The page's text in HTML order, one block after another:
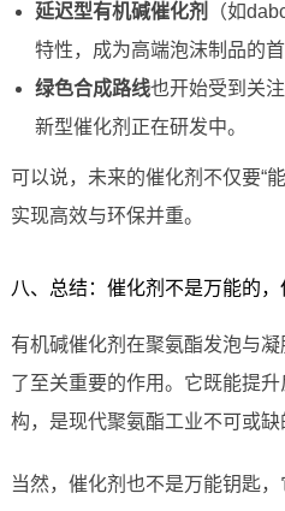
延迟型有机碱催化剂
（如
特性，成为高端泡沫制品的首
绿色合成路线也开始受到关
新型催化剂正在研发中。
可以说，未来的催化剂不仅要“
实现高效与环保并重。
八、总结：催化剂不是万能的
有机碱催化剂在聚氨酯发泡与
了至关重要的作用。它既能提
构，是现代聚氨酯工业不可或缺
当然，催化剂也不是万能钥匙